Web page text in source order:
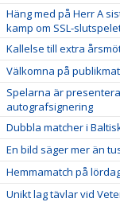
Häng med på Herr A
kamp om SSL-
Kallelse till extra
Välkomna på
Spelarna är
autografsignering
Dubbla matcher i
En bild säger mer än
Hemmamatch på
Unikt lag tävlar vid